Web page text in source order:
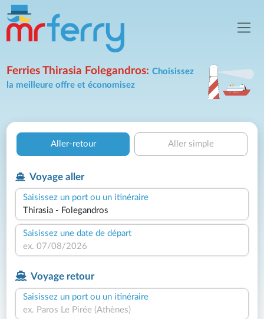
Ferries Thirasia Folegandros:Choisissez
la meilleure offre et économisez
Aller-retour Aller simple
Voyage aller
Saisissez un port ou un itinéraire
Saisissez une date de départ
Voyage retour
Saisissez un port ou un itinéraire